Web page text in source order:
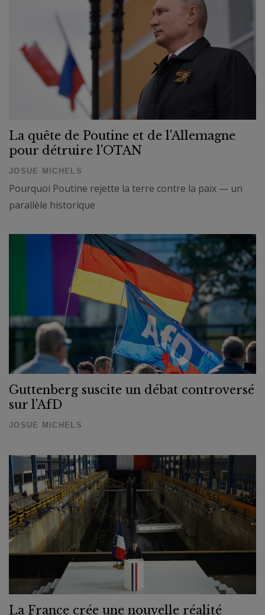
La quête de Poutine et de l'Allemagne
pour détruire l'OTAN
JOSUE MICHELS
Pourquoi Poutine rejette la terre contre la paix — un
parallèle historique
Guttenberg suscite un débat controversé
sur l'AfD
JOSUE MICHELS
La France crée une nouvelle réalité